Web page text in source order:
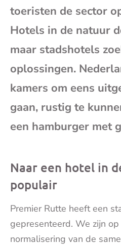
toeristen de sector
Hotels in de natuur
maar stadshotels
oplossingen.
kamers om eens
gaan, rustig te
een hamburger met
Naar een hotel in
populair
Premier Rutte heeft een
gepresenteerd. We zijn
normalisering van de